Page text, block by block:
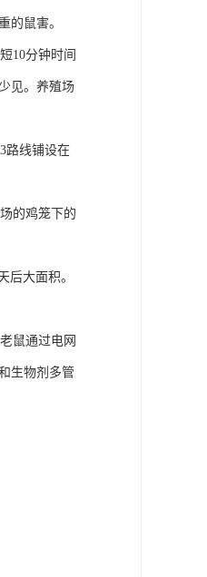
的鼠害。
10分钟时间
见。养殖场
路线铺设在
的鸡笼下的
大面积。
鼠通过电网
生物剂多管